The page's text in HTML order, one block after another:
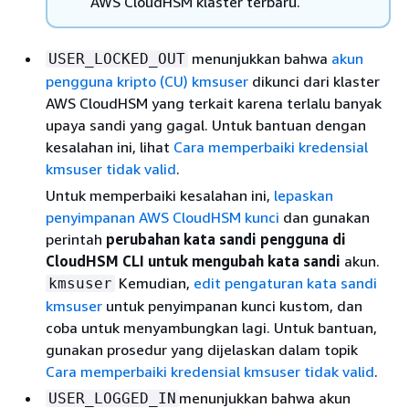
USER_LOCKED_OUT menunjukkan bahwa akun
pengguna kripto (CU) kmsuser dikunci dari klaster
AWS CloudHSM yang terkait karena terlalu banyak
upaya sandi yang gagal. Untuk bantuan dengan
kesalahan ini, lihat Cara memperbaiki kredensial
kmsuser tidak valid.
Untuk memperbaiki kesalahan ini, lepaskan
penyimpanan AWS CloudHSM kunci dan gunakan
perintah perubahan kata sandi pengguna di
CloudHSM CLI untuk mengubah kata sandi akun.
kmsuser Kemudian, edit pengaturan kata sandi
kmsuser untuk penyimpanan kunci kustom, dan
coba untuk menyambungkan lagi. Untuk bantuan,
gunakan prosedur yang dijelaskan dalam topik
Cara memperbaiki kredensial kmsuser tidak valid.
USER_LOGGED_IN menunjukkan bahwa akun